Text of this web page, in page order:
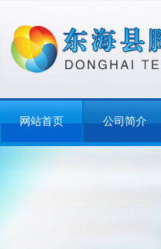
网站首页 公司简介